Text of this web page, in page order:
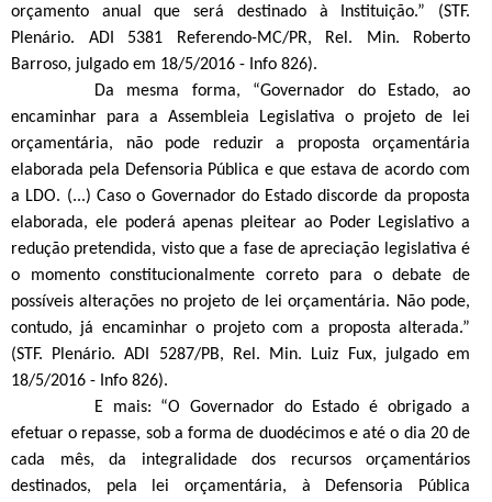
orçamento anual que será destinado à Instituição.” (STF.
Plenário. ADI 5381 Referendo-MC/PR, Rel. Min. Roberto
Barroso, julgado em 18/5/2016 - Info 826).
Da mesma forma, “Governador do Estado, ao
encaminhar para a Assembleia Legislativa o projeto de lei
orçamentária, não pode reduzir a proposta orçamentária
elaborada pela Defensoria Pública e que estava de acordo com
a LDO. (...) Caso o Governador do Estado discorde da proposta
elaborada, ele poderá apenas pleitear ao Poder Legislativo a
redução pretendida, visto que a fase de apreciação legislativa é
o momento constitucionalmente correto para o debate de
possíveis alterações no projeto de lei orçamentária. Não pode,
contudo, já encaminhar o projeto com a proposta alterada.”
(STF. Plenário. ADI 5287/PB, Rel. Min. Luiz Fux, julgado em
18/5/2016 - Info 826).
E mais: “O Governador do Estado é obrigado a
efetuar o repasse, sob a forma de duodécimos e até o dia 20 de
cada mês, da integralidade dos recursos orçamentários
destinados, pela lei orçamentária, à Defensoria Pública